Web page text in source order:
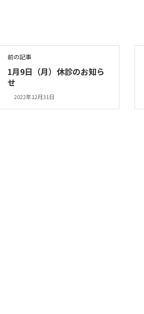
前の記事
1月9日（月）休診のお知ら
せ
2022年12月31日